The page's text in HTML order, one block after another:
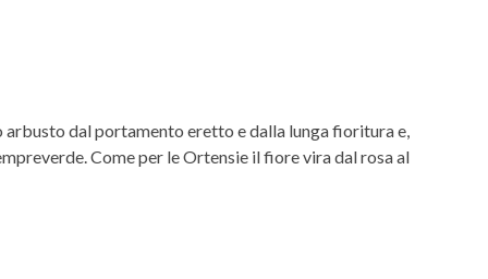
dal portamento eretto e dalla lunga fioritura e,
Come per le Ortensie il fiore vira dal rosa al